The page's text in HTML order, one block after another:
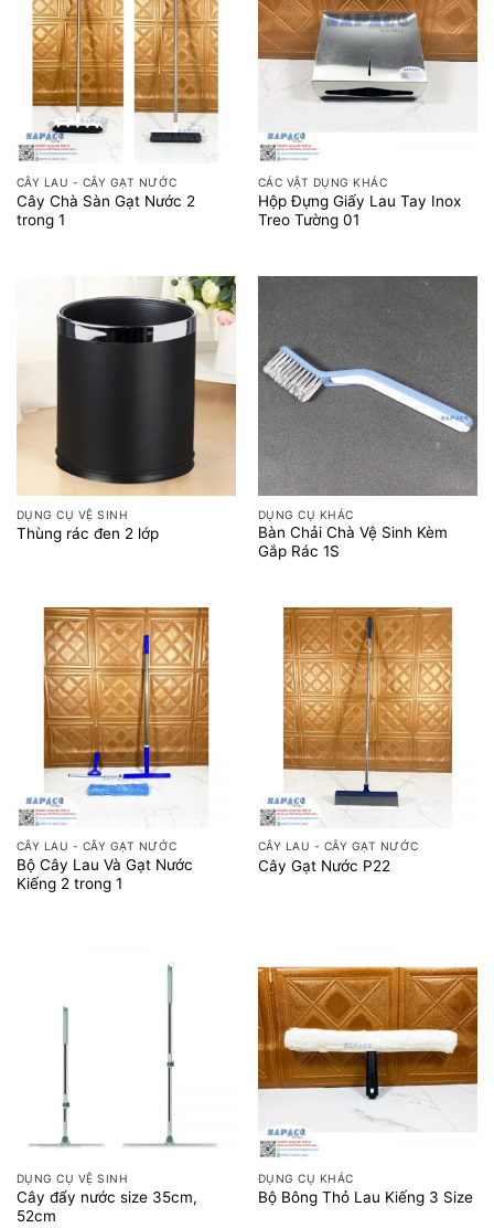
CÂY LAU - CÂY GẠT NƯỚC
Cây Chà Sàn Gạt Nước 2
trong 1
CÁC VẬT DỤNG KHÁC
Hộp Đựng Giấy Lau Tay Inox
Treo Tường 01
DỤNG CỤ VỆ SINH
Thùng rác đen 2 lớp
DỤNG CỤ KHÁC
Bàn Chải Chà Vệ Sinh Kèm
Gắp Rác 1S
CÂY LAU - CÂY GẠT NƯỚC
Bộ Cây Lau Và Gạt Nước
Kiếng 2 trong 1
CÂY LAU - CÂY GẠT NƯỚC
Cây Gạt Nước P22
DỤNG CỤ VỆ SINH
Cây đẩy nước size 35cm,
52cm
DỤNG CỤ KHÁC
Bộ Bông Thỏ Lau Kiếng 3 Size